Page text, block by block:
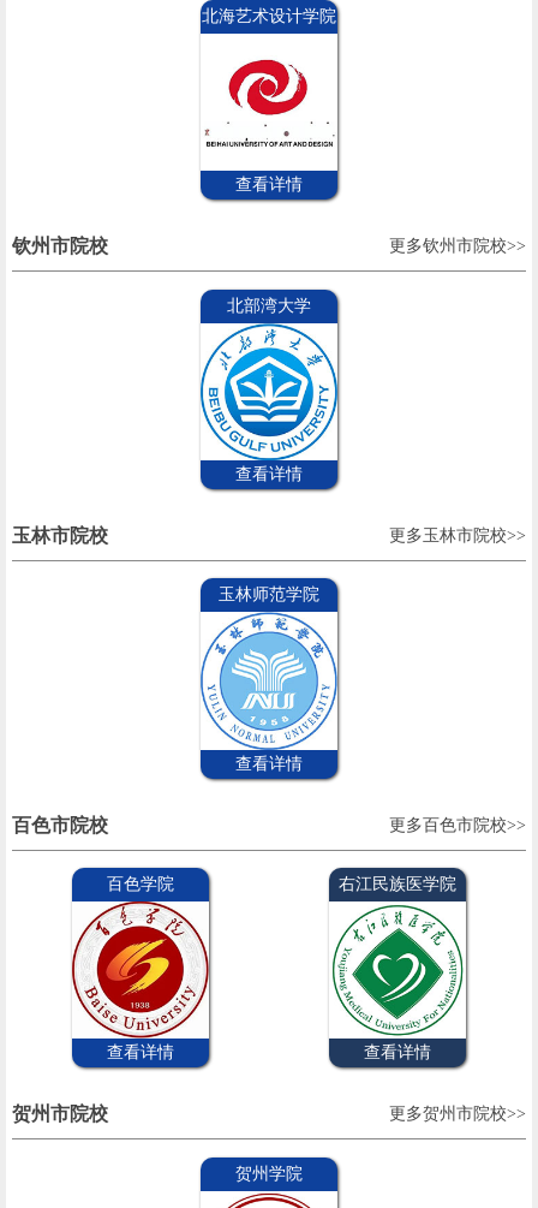
北海艺术设计学院
查看详情
钦州市院校 更多钦州市院校>>
北部湾大学
查看详情
玉林市院校 更多玉林市院校>>
玉林师范学院
查看详情
百色市院校 更多百色市院校>>
百色学院
查看详情
右江民族医学院
查看详情
贺州市院校 更多贺州市院校>>
贺州学院